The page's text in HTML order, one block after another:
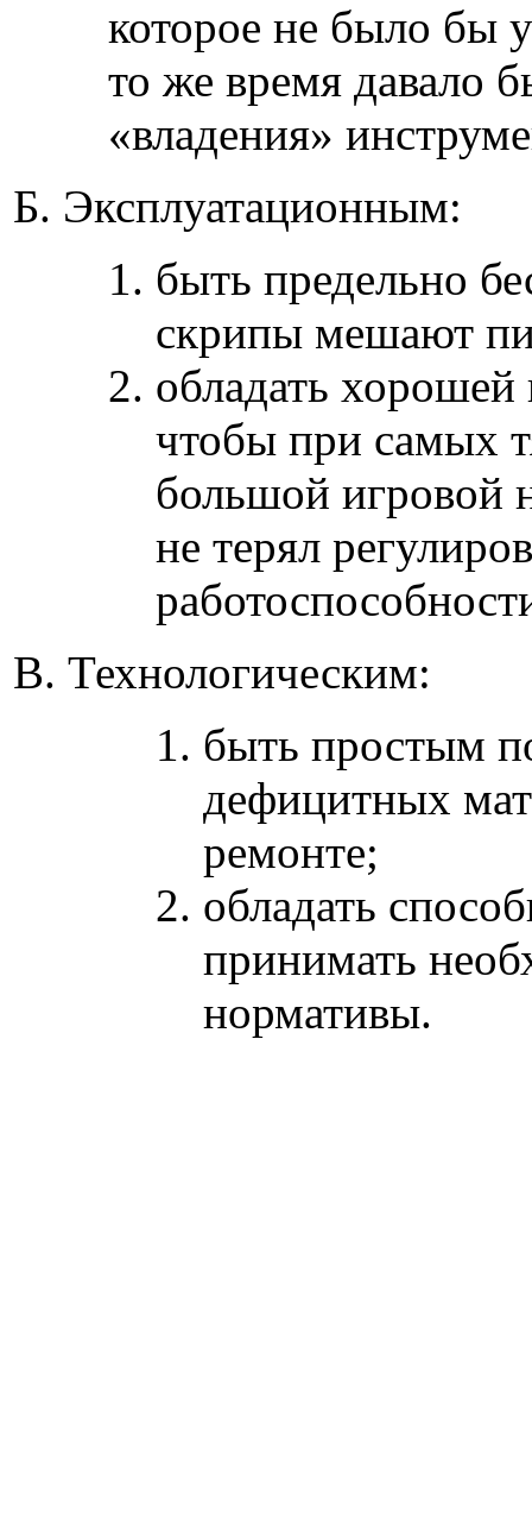
которое не было бы
то же время давало
«владения»
Б. Эксплуатационным:
быть предельно
скрипы мешают
обладать
чтобы при самых
большой игровой
не терял
В. Технологическим:
быть простым
дефицитных
ремонте;
обладать
принимать
нормативы.